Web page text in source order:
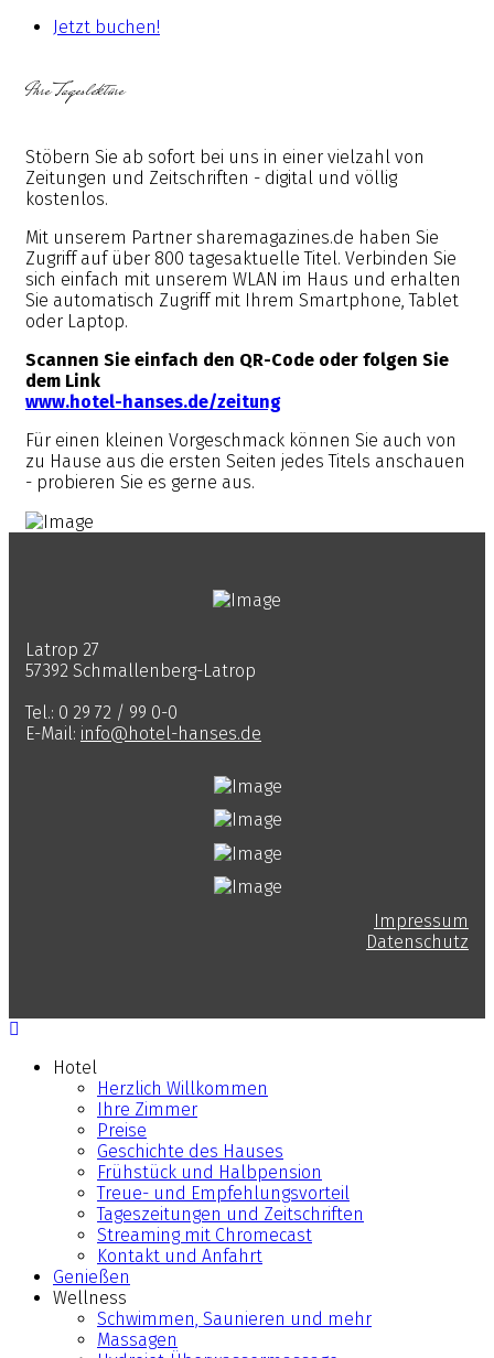
Jetzt buchen!
Ihre Tageslektüre
Stöbern Sie ab sofort bei uns in einer vielzahl von
Zeitungen und Zeitschriften - digital und völlig
kostenlos.
Mit unserem Partner sharemagazines.de haben Sie
Zugriff auf über 800 tagesaktuelle Titel. Verbinden Sie
sich einfach mit unserem WLAN im Haus und erhalten
Sie automatisch Zugriff mit Ihrem Smartphone, Tablet
oder Laptop.
Scannen Sie einfach den QR-Code oder folgen Sie
dem Link
www.hotel-hanses.de/zeitung
Für einen kleinen Vorgeschmack können Sie auch von
zu Hause aus die ersten Seiten jedes Titels anschauen
- probieren Sie es gerne aus.
Latrop 27
57392 Schmallenberg-Latrop
Tel.: 0 29 72 / 99 0-0
E-Mail: info@hotel-hanses.de
Impressum
Datenschutz
Hotel
Herzlich Willkommen
Ihre Zimmer
Preise
Geschichte des Hauses
Frühstück und Halbpension
Treue- und Empfehlungsvorteil
Tageszeitungen und Zeitschriften
Streaming mit Chromecast
Kontakt und Anfahrt
Genießen
Wellness
Schwimmen, Saunieren und mehr
Massagen